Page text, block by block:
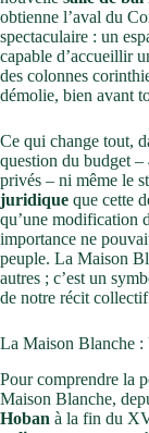
obtienne l’aval du
spectaculaire : un
capable d’accueillir
des colonnes
démolie, bien avant
Ce qui change tout,
question du budget
privés – ni même le
juridique que cette
qu’une modification
importance ne
peuple. La Maison
autres ; c’est un
de notre récit
La Maison Blanche :
Pour comprendre la
Maison Blanche,
Hoban à la fin du